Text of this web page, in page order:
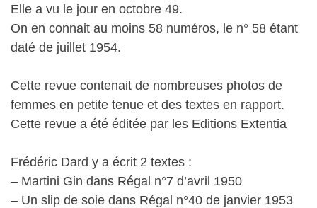
Elle a vu le jour en octobre 49.
On en connait au moins 58 numéros, le n° 58 étant
daté de juillet 1954.
Cette revue contenait de nombreuses photos de
femmes en petite tenue et des textes en rapport.
Cette revue a été éditée par les Editions Extentia
Frédéric Dard y a écrit 2 textes :
– Martini Gin dans Régal n°7 d’avril 1950
– Un slip de soie dans Régal n°40 de janvier 1953